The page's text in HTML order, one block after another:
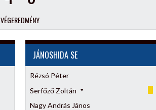
VÉGEREDMÉNY
JÁNOSHIDA SE
Rézsó Péter
Serfőző Zoltán
Nagy András János